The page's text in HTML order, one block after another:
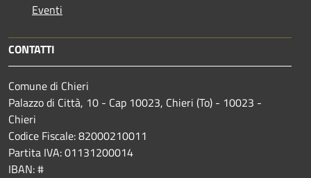
Eventi
CONTATTI
Comune di Chieri
Palazzo di Città, 10 - Cap 10023, Chieri (To) - 10023 -
Chieri
Codice Fiscale: 82000210011
Partita IVA: 01131200014
IBAN: #